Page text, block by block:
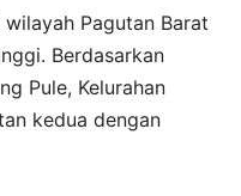
Pagutan Barat
Berdasarkan
Pule, Kelurahan
kedua dengan